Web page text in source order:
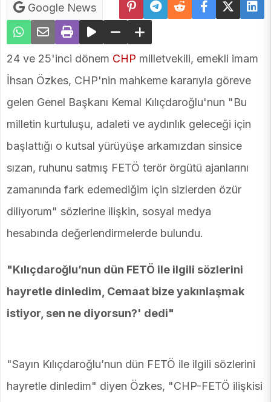
Google News
24 ve 25'inci dönem CHP milletvekili, emekli imam
İhsan Özkes, CHP'nin mahkeme kararıyla göreve
gelen Genel Başkanı Kemal Kılıçdaroğlu'nun "Bu
milletin kurtuluşu, adaleti ve aydınlık geleceği için
başlattığı o kutsal yürüyüşe arkamızdan sinsice
sızan, ruhunu satmış FETÖ terör örgütü ajanlarını
zamanında fark edemediğim için sizlerden özür
diliyorum" sözlerine ilişkin, sosyal medya
hesabında değerlendirmelerde bulundu.
"Kılıçdaroğlu’nun dün FETÖ ile ilgili sözlerini
hayretle dinledim, Cemaat bize yakınlaşmak
istiyor, sen ne diyorsun?' dedi"
"Sayın Kılıçdaroğlu’nun dün FETÖ ile ilgili sözlerini
hayretle dinledim" diyen Özkes, "CHP-FETÖ ilişkisi